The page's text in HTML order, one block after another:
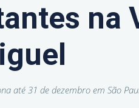
na
até 31 de dezembro em São